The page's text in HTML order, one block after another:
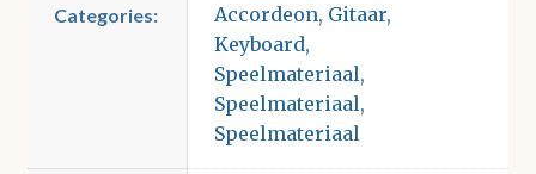
Categories: Accordeon, Gitaar,
Keyboard,
Speelmateriaal,
Speelmateriaal,
Speelmateriaal